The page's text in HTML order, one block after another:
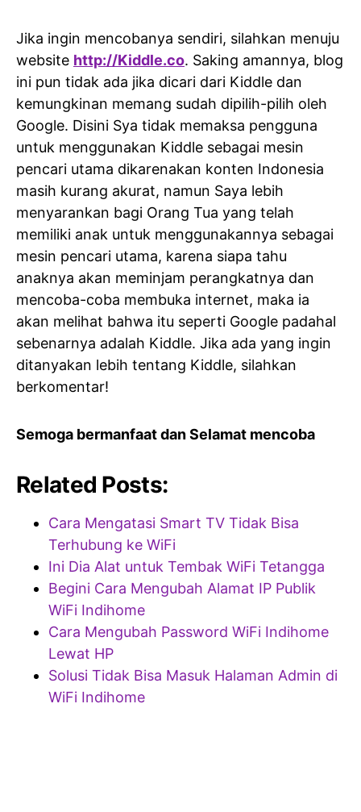
Jika ingin mencobanya sendiri, silahkan menuju
website http://Kiddle.co. Saking amannya, blog
ini pun tidak ada jika dicari dari Kiddle dan
kemungkinan memang sudah dipilih-pilih oleh
Google. Disini Sya tidak memaksa pengguna
untuk menggunakan Kiddle sebagai mesin
pencari utama dikarenakan konten Indonesia
masih kurang akurat, namun Saya lebih
menyarankan bagi Orang Tua yang telah
memiliki anak untuk menggunakannya sebagai
mesin pencari utama, karena siapa tahu
anaknya akan meminjam perangkatnya dan
mencoba-coba membuka internet, maka ia
akan melihat bahwa itu seperti Google padahal
sebenarnya adalah Kiddle. Jika ada yang ingin
ditanyakan lebih tentang Kiddle, silahkan
berkomentar!
Semoga bermanfaat dan Selamat mencoba
Related Posts:
Cara Mengatasi Smart TV Tidak Bisa
Terhubung ke WiFi
Ini Dia Alat untuk Tembak WiFi Tetangga
Begini Cara Mengubah Alamat IP Publik
WiFi Indihome
Cara Mengubah Password WiFi Indihome
Lewat HP
Solusi Tidak Bisa Masuk Halaman Admin di
WiFi Indihome